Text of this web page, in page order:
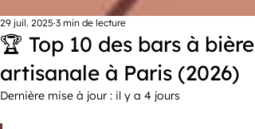
🏆 Top 10 des bars à bière
artisanale à Paris (2026)
29 juil. 2025 3 min de lecture
Dernière mise à jour : il y a 4 jours